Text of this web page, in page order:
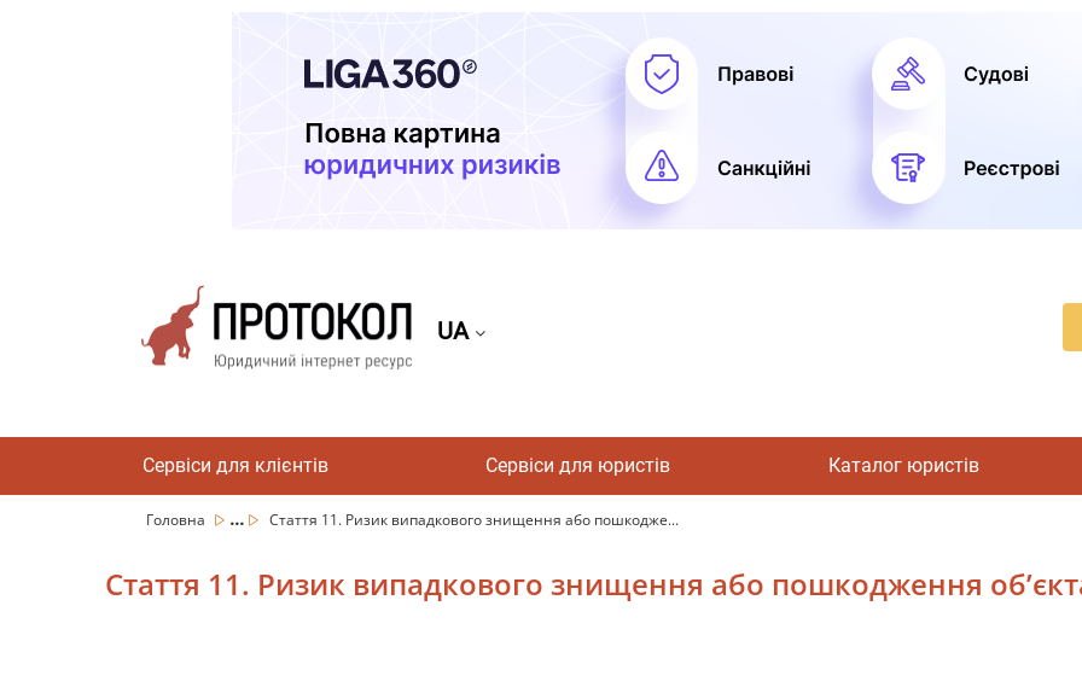
UA
Сервіси для клієнтів Сервіси для юристів Каталог юристів
Головна ... Стаття 11. Ризик випадкового знищення або пошкодже...
Стаття 11. Ризик випадкового знищення або пошкодження